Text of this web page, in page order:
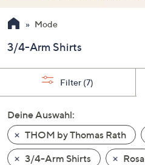
verwenden
Sie
Pfeiltasten
nach
und
nach
unten
oder
wischen
Mode
3/4-Arm Shirts
Filter (7)
Deine Auswahl:
THOM by Thomas Rath
3/4-Arm Shirts
Rosa